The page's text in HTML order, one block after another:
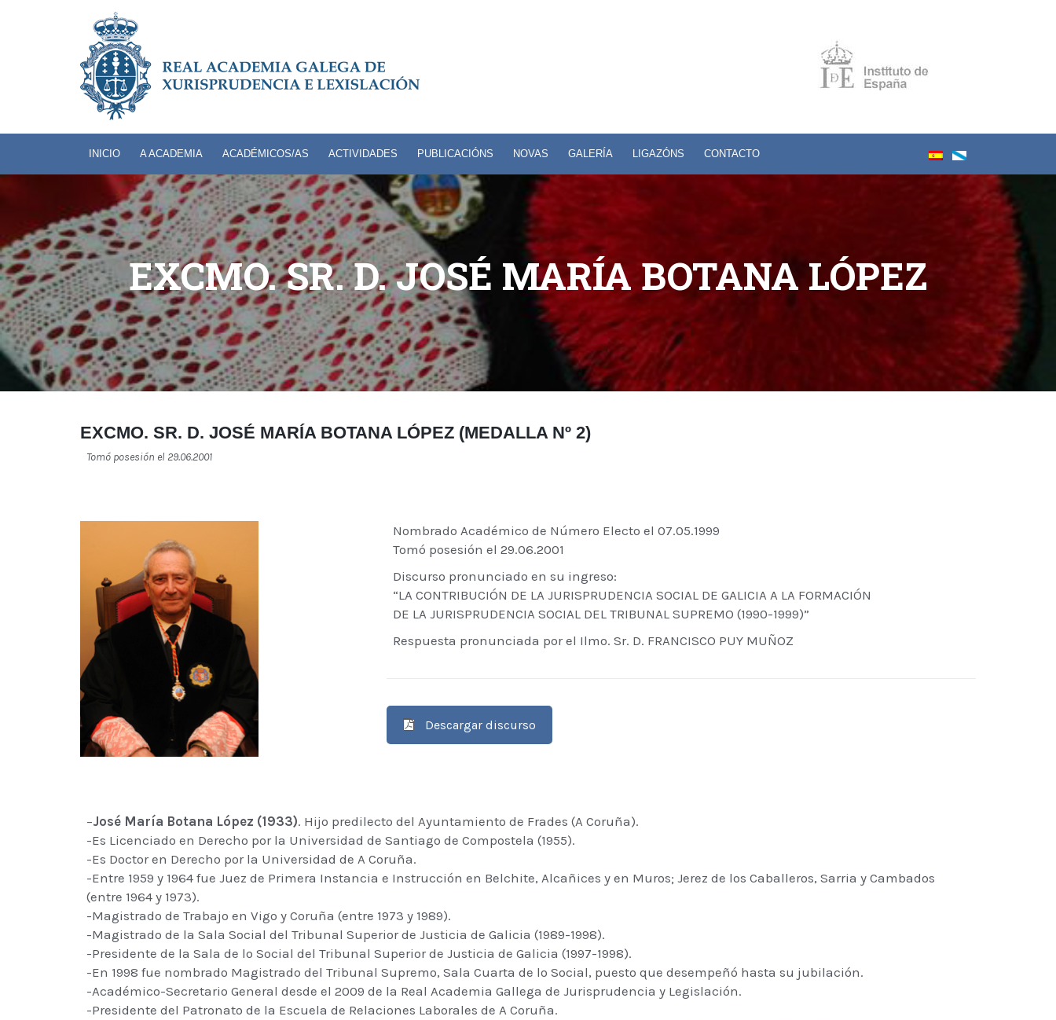
INICIO A ACADEMIA ACADÉMICOS/AS ACTIVIDADES PUBLICACIÓNS NOVAS GALERÍA LIGAZÓNS CONTACTO
EXCMO. SR. D. JOSÉ MARÍA BOTANA LÓPEZ
EXCMO. SR. D. JOSÉ MARÍA BOTANA LÓPEZ (MEDALLA Nº 2)
Tomó posesión el 29.06.2001
Nombrado Académico de Número Electo el 07.05.1999
Tomó posesión el 29.06.2001
Discurso pronunciado en su ingreso:
“LA CONTRIBUCIÓN DE LA JURISPRUDENCIA SOCIAL DE GALICIA A LA FORMACIÓN
DE LA JURISPRUDENCIA SOCIAL DEL TRIBUNAL SUPREMO (1990-1999)”
Respuesta pronunciada por el Ilmo. Sr. D. FRANCISCO PUY MUÑOZ
Descargar discurso
–José María Botana López (1933). Hijo predilecto del Ayuntamiento de Frades (A Coruña).
-Es Licenciado en Derecho por la Universidad de Santiago de Compostela (1955).
-Es Doctor en Derecho por la Universidad de A Coruña.
-Entre 1959 y 1964 fue Juez de Primera Instancia e Instrucción en Belchite, Alcañices y en Muros; Jerez de los Caballeros, Sarria y Cambados
(entre 1964 y 1973).
-Magistrado de Trabajo en Vigo y Coruña (entre 1973 y 1989).
-Magistrado de la Sala Social del Tribunal Superior de Justicia de Galicia (1989-1998).
-Presidente de la Sala de lo Social del Tribunal Superior de Justicia de Galicia (1997-1998).
-En 1998 fue nombrado Magistrado del Tribunal Supremo, Sala Cuarta de lo Social, puesto que desempeñó hasta su jubilación.
-Académico-Secretario General desde el 2009 de la Real Academia Gallega de Jurisprudencia y Legislación.
-Presidente del Patronato de la Escuela de Relaciones Laborales de A Coruña.